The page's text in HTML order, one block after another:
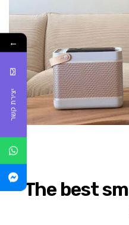
The best
←
יצירת קשר